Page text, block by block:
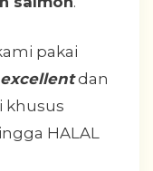
pakai
dan
khusus
HALAL